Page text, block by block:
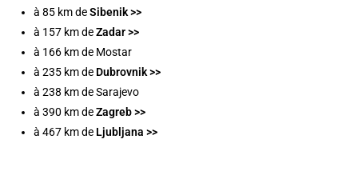
à 85 km deSibenik >>
à 157 km deZadar >>
à 166 km de Mostar
à 235 km de Dubrovnik >>
à 238 km de Sarajevo
à 390 km deZagreb >>
à 467 km de Ljubljana >>